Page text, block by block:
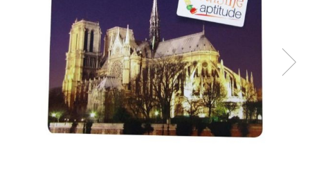
de sublimare
Plachete foto decorative
Plastic si polimer
Aluminiu si inox
Brelocuri